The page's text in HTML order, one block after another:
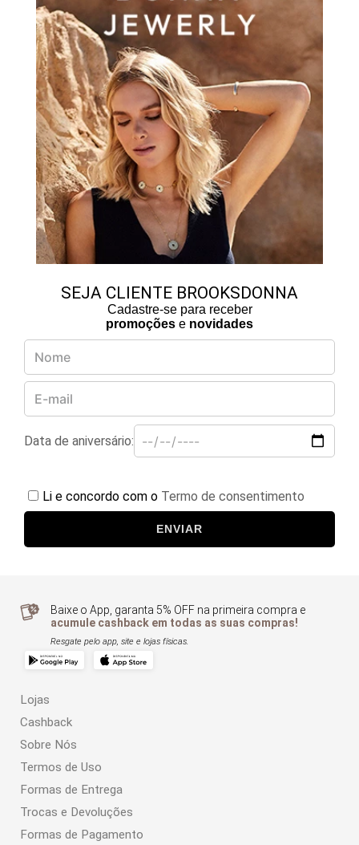
SEJA CLIENTE BROOKSDONNA
Cadastre-se para receber
promoções e novidades
Data de aniversário:
Li e concordo com o Termo de consentimento
ENVIAR
Baixe o App, garanta 5% OFF na primeira compra e
acumule cashback em todas as suas compras!
Resgate pelo app, site e lojas físicas.
Lojas
Cashback
Sobre Nós
Termos de Uso
Formas de Entrega
Trocas e Devoluções
Formas de Pagamento